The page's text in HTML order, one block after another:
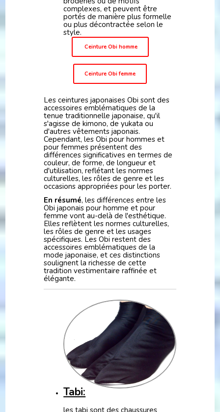
complexes, et peuvent être
portés de manière plus formelle
ou plus décontractée selon le
style.
Ceinture Obi homme
Ceinture Obi femme
Les ceintures japonaises Obi sont des
accessoires emblématiques de la
tenue traditionnelle japonaise, qu'il
s'agisse de kimono, de yukata ou
d'autres vêtements japonais.
Cependant, les Obi pour hommes et
pour femmes présentent des
différences significatives en termes de
couleur, de forme, de longueur et
d'utilisation, reflétant les normes
culturelles, les rôles de genre et les
occasions appropriées pour les porter.
En résumé, les différences entre les
Obi japonais pour homme et pour
femme vont au-delà de l'esthétique.
Elles reflètent les normes culturelles,
les rôles de genre et les usages
spécifiques. Les Obi restent des
accessoires emblématiques de la
mode japonaise, et ces distinctions
soulignent la richesse de cette
tradition vestimentaire raffinée et
élégante.
Tabi: